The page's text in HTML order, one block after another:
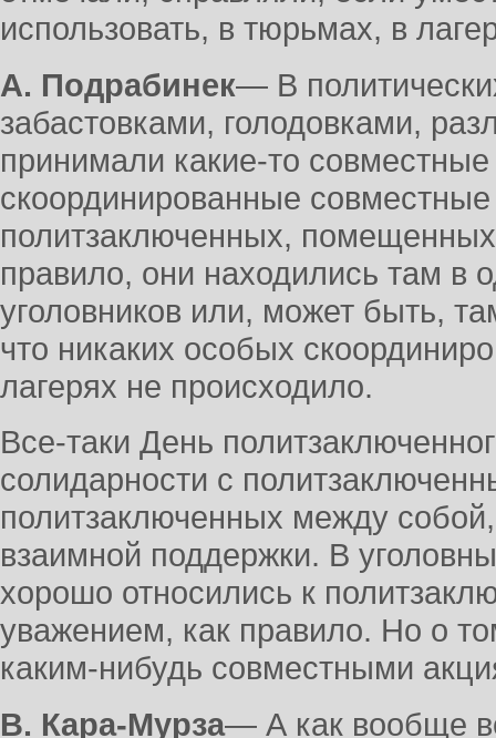
использовать, в тюрьмах, в
А. Подрабинек― В
забастовками, голодовками,
принимали какие-то
скоординированные
политзаключенных, помещенных
правило, они находились там в
уголовников или, может быть,
что никаких особых
лагерях не происходило.
Все-таки День
солидарности с
политзаключенных между
взаимной поддержки. В
хорошо относились к
уважением, как правило. Но о
каким-нибудь совместными
В. Кара-Мурза― А как вообще